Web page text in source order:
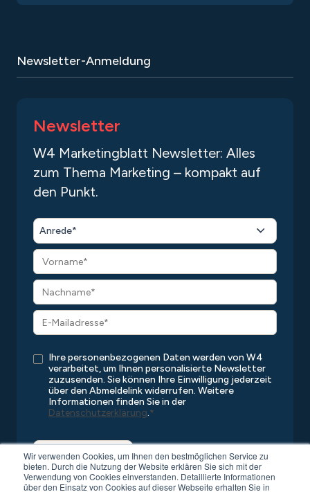
Wir verwenden Cookies, um Ihnen den bestmöglichen Service zu
bieten. Durch die Nutzung der Website erklären Sie sich mit der
Verwendung von Cookies einverstanden. Detaillierte Informationen
über den Einsatz von Cookies auf dieser Webseite erhalten Sie in
Newsletter-Anmeldung
Newsletter
W4 Marketingblatt Newsletter: Alles
zum Thema Marketing – kompakt auf
den Punkt.
Anrede*
Ihre personenbezogenen Daten werden von W4
verarbeitet, um Ihnen personalisierte Newsletter
zuzusenden. Sie können Ihre Einwilligung jederzeit
über den Abmeldelink widerrufen. Weitere
Informationen finden Sie in der
Datenschutzerklärung.*